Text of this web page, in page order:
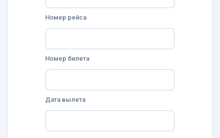
Номер рейса
Номер билета
Дата вылета